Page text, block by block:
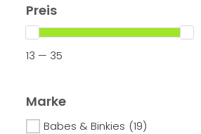
Preis
13 — 35
Marke
Babes & Binkies (19)